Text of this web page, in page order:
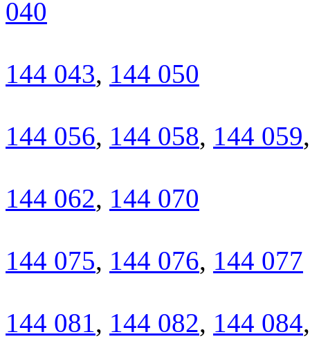
040
144 043, 144 050
144 056, 144 058, 144 059
144 062, 144 070
144 075, 144 076, 144 077
144 081, 144 082, 144 084